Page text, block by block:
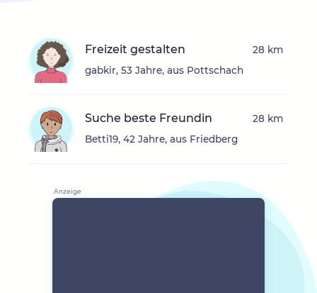
Freizeit gestalten
gabkir, 53 Jahre, aus Pottschach
28 km
Suche beste Freundin
Betti19, 42 Jahre, aus Friedberg
28 km